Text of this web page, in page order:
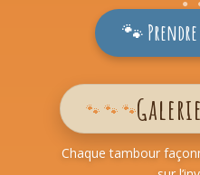
🐾
🐾 🐾 🐾
Chaque tambour